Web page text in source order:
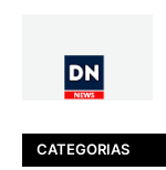
CATEGORIAS